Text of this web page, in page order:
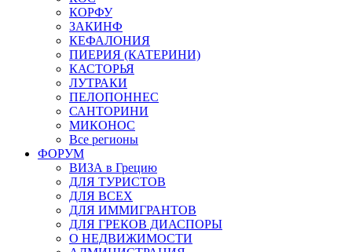
КОРФУ
ЗАКИНФ
КЕФАЛОНИЯ
ПИЕРИЯ (КАТЕРИНИ)
КАСТОРЬЯ
ЛУТРАКИ
ПЕЛОПОННЕС
САНТОРИНИ
МИКОНОС
Все регионы
ФОРУМ
ВИЗА в Грецию
ДЛЯ ТУРИСТОВ
ДЛЯ ВСЕХ
ДЛЯ ИММИГРАНТОВ
ДЛЯ ГРЕКОВ ДИАСПОРЫ
О НЕДВИЖИМОСТИ